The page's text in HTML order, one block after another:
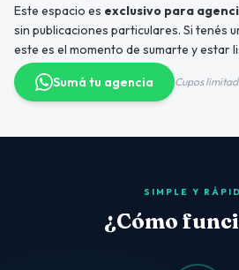
Este espacio es exclusivo para
sin publicaciones particulares. Si tenés
este es el momento de sumarte y estar
Sumá tu agencia Cupos
SIMPLE Y
¿Cómo